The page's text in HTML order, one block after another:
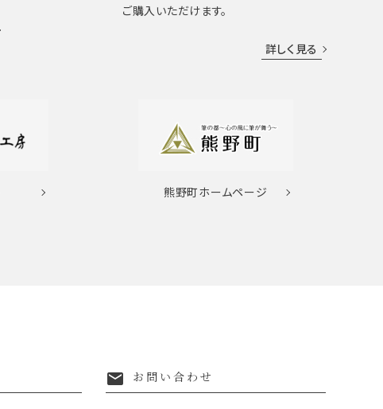
ご購入いただけます。
詳しく見る
熊野町ホームページ
mail お問い合わせ